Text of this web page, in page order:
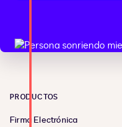
PRODUCTOS
Firma Electrónica